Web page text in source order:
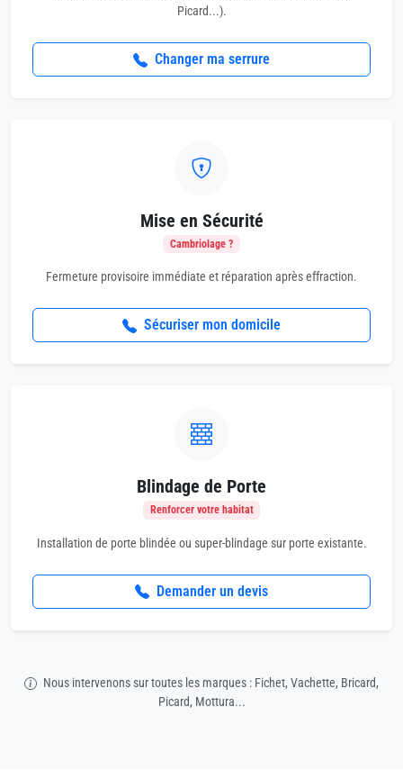
Picard...).
Changer ma serrure
Mise en Sécurité
Cambriolage ?
Fermeture provisoire immédiate et réparation après effraction.
Sécuriser mon domicile
Blindage de Porte
Renforcer votre habitat
Installation de porte blindée ou super-blindage sur porte existante.
Demander un devis
Nous intervenons sur toutes les marques : Fichet, Vachette, Bricard,
Picard, Mottura...